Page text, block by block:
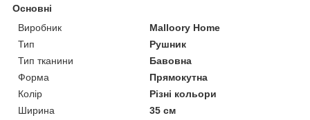
Основні
Виробник
Malloory Home
Тип
Рушник
Тип тканини
Бавовна
Форма
Прямокутна
Колір
Різні кольори
Ширина
35 см